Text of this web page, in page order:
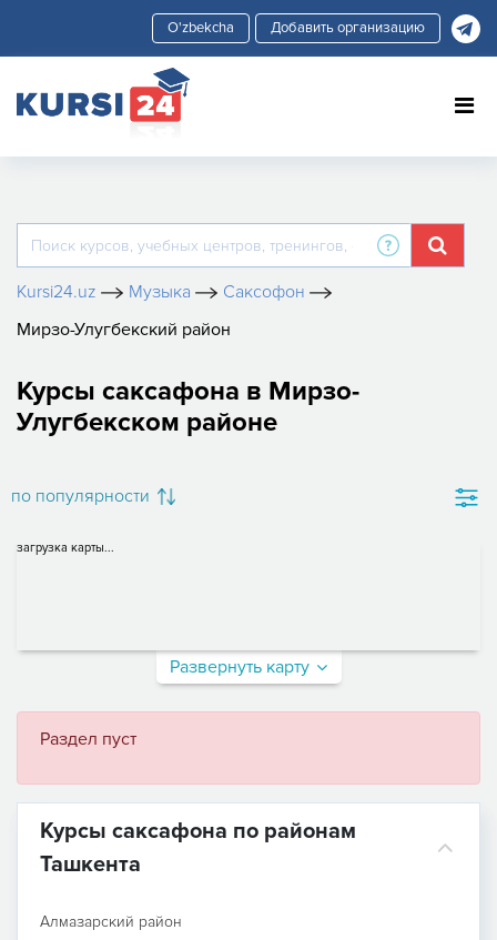
Добавить организацию
Kursi24.uz Музыка
Саксофон
Мирзо-Улугбекский район
Курсы саксафона в Мирзо-
Улугбекском районе
по популярности
загрузка карты...
Развернуть карту
Раздел пуст
Курсы саксафона по районам
Ташкента
Алмазарский район